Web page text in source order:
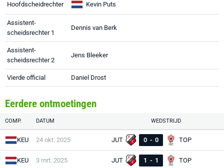
Hoofdscheidrechter Kevin Puts
Assistent-
scheidsrechter 1
Dennis van Berk
Assistent-
scheidsrechter 2
Jens Bleeker
Vierde official Daniel Drost
Eerdere ontmoetingen
COMP. DATUM WEDSTRIJD
KEU 24 okt. 2025 JUT 0 - 0 TOP
KEU 3 mrt. 2025 JUT 1 - 1 TOP